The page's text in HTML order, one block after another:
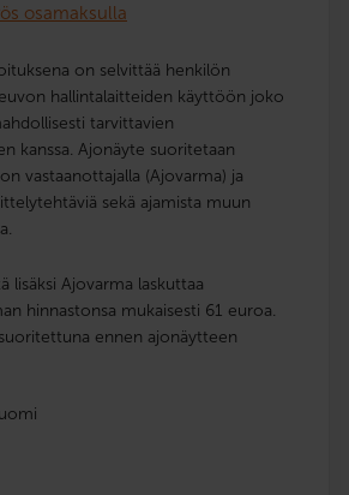
osamaksulla
on selvittää henkilön
hallintalaitteiden käyttöön joko
tarvittavien
kanssa. Ajonäyte suoritetaan
vastaanottajalla (Ajovarma) ja
sekä ajamista muun
lisäksi Ajovarma laskuttaa
hinnastonsa mukaisesti 61 euroa.
ennen ajonäytteen